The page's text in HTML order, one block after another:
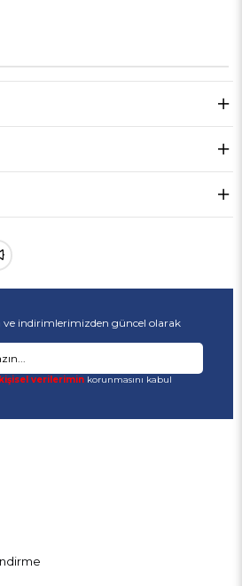
ve indirimlerimizden güncel olarak
kişisel verileriminkorunmasını kabul